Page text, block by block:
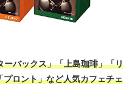
バックス」「上島珈琲」「リ
ロント」など人気カフェチェ